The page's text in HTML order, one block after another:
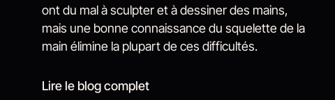
ont du mal à sculpter et à dessiner des mains,
mais une bonne connaissance du squelette de la
main élimine la plupart de ces difficultés.
Lire le blog complet